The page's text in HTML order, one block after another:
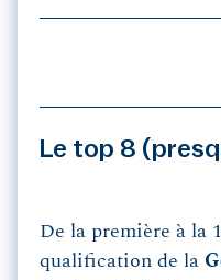
Le top 8
De la première à la
qualification de la